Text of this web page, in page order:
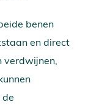
benen
en direct
verdwijnen,